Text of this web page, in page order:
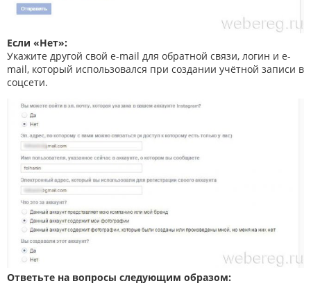
Если «Нет»:
Укажите другой свой e-mail для обратной связи, логин и e-
mail, который использовался при создании учётной записи в
соцсети.
Ответьте на вопросы следующим образом: